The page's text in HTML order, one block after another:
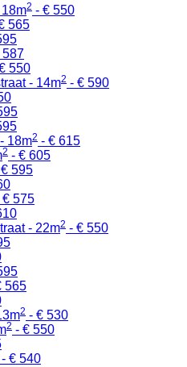
2 - € 550
565
587
550
- 14m2 - € 590
18m2 - € 615
2 - € 605
595
€ 575
- 22m2 - € 550
565
2 - € 530
2 - € 550
- € 540